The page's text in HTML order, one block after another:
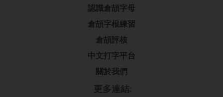
認識倉頡字母
倉頡字根練習
倉頡評核
中文打字平台
關於我們
更多連結: